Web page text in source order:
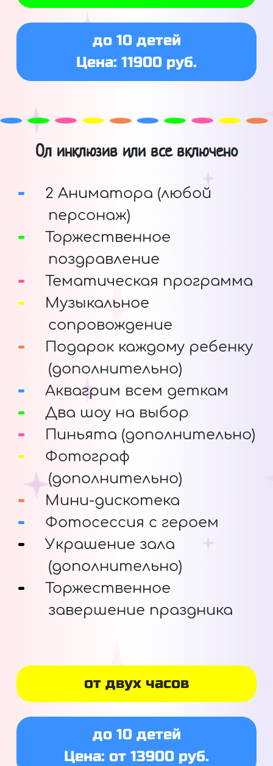
до 10 детей
Цена: 11900 руб.
Ол инклюзив или все включено
2 Аниматора (любой
персонаж)
Торжественное
поздравление
Тематическая программа
Музыкальное
сопровождение
Подарок каждому ребенку
(дополнительно)
Аквагрим всем деткам
Два шоу на выбор
Пиньята (дополнительно)
Фотограф
(дополнительно)
Мини-дискотека
Фотосессия с героем
Украшение зала
(дополнительно)
Торжественное
завершение праздника
от двух часов
до 10 детей
Цена: от 13900 руб.